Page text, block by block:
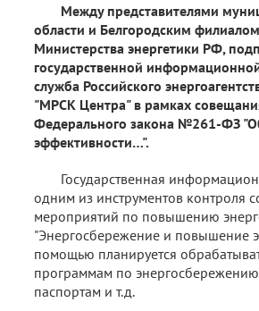
Между представителями
области и Белгородским
Министерства энергетики РФ,
государственной
служба Российского
"МРСК Центра" в рамках
Федерального закона №261-ФЗ
эффективности…".
Государственная
одним из инструментов
мероприятий по повышению
"Энергосбережение и повышение
помощью планируется
программам по
паспортам и т.д.